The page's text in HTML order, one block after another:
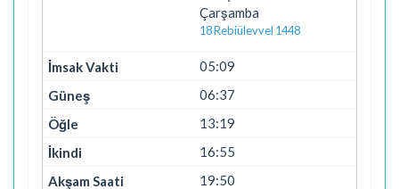
Çarşamba
18 Rebiülevvel 1448
05:09
06:37
13:19
16:55
19:50